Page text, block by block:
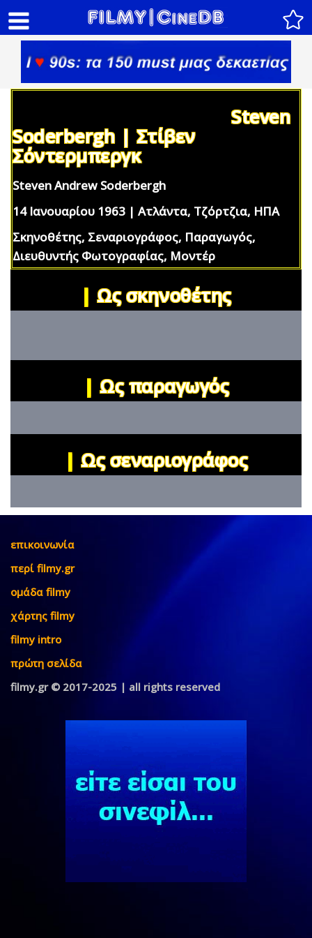
Steven
Soderbergh | Στίβεν
Σόντερμπεργκ
Steven Andrew Soderbergh
14 Ιανουαρίου 1963 | Ατλάντα, Τζόρτζια, ΗΠΑ
Σκηνοθέτης, Σεναριογράφος, Παραγωγός,
Διευθυντής Φωτογραφίας, Μοντέρ
| Ως σκηνοθέτης
| Ως παραγωγός
| Ως σεναριογράφος
επικοινωνία
περί filmy.gr
ομάδα filmy
χάρτης filmy
filmy intro
πρώτη σελίδα
filmy.gr © 2017-2025 | all rights reserved